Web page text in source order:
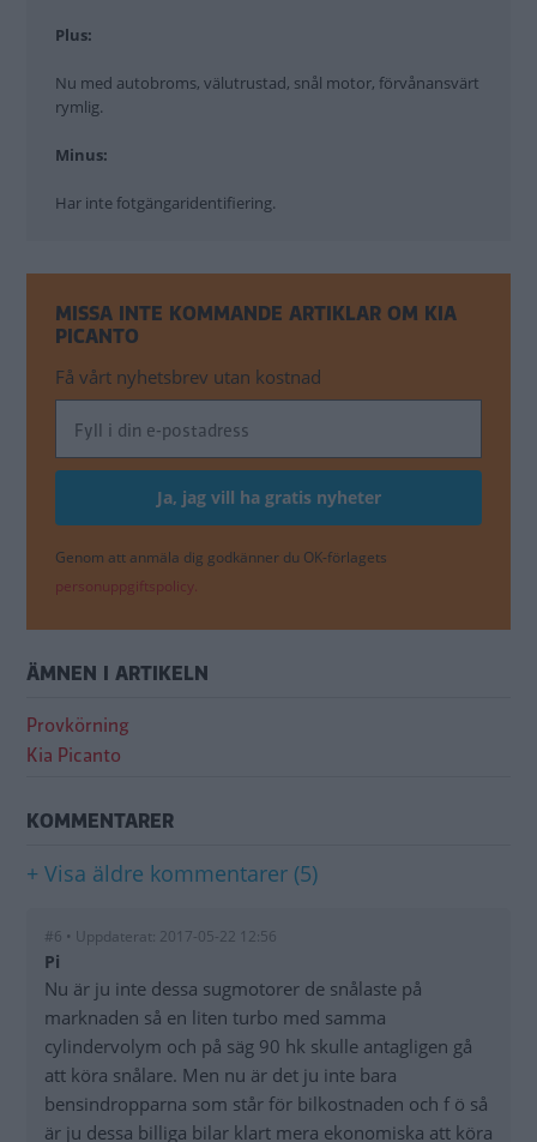
Plus:
Nu med autobroms, välutrustad, snål motor, förvånansvärt
rymlig.
Minus:
Har inte fotgängaridentifiering.
MISSA INTE KOMMANDE ARTIKLAR OM KIA
PICANTO
Få vårt nyhetsbrev utan kostnad
Genom att anmäla dig godkänner du OK-förlagets
personuppgiftspolicy.
ÄMNEN I ARTIKELN
Provkörning
Kia Picanto
KOMMENTARER
+ Visa äldre kommentarer (5)
#6 • Uppdaterat: 2017-05-22 12:56
Pi
Nu är ju inte dessa sugmotorer de snålaste på
marknaden så en liten turbo med samma
cylindervolym och på säg 90 hk skulle antagligen gå
att köra snålare. Men nu är det ju inte bara
bensindropparna som står för bilkostnaden och f ö så
är ju dessa billiga bilar klart mera ekonomiska att köra